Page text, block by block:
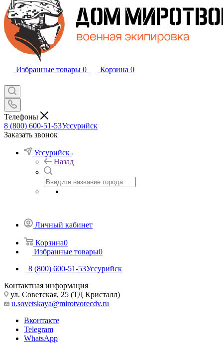
Избранные товары 0 Корзина 0
Телефоны
8 (800) 600-51-53Уссурийск
Заказать звонок
Уссурийск
Назад
Личный кабинет
Корзина0
Избранные товары0
8 (800) 600-51-53Уссурийск
Контактная информация
ул. Советская, 25 (ТД Кристалл)
u.sovetskaya@mirotvorecdv.ru
Вконтакте
Telegram
WhatsApp